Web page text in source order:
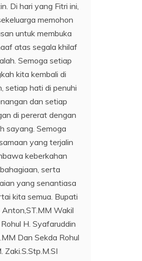
Di hari yang Fitri ini,
memohon
untuk membuka
atas segala khilaf
Semoga setiap
kita kembali di
setiap hati di penuhi
dan setiap
di pererat dengan
sayang. Semoga
yang terjalin
keberkahan
serta
yang senantiasa
kita semua. Bupati
Anton,ST.MM Wakil
H. Syafaruddin
Dan Sekda Rohul
Zaki.S.Stp.M.SI